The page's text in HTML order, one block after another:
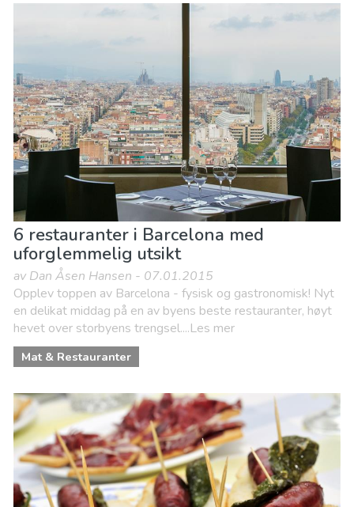
6 restauranter i Barcelona med
uforglemmelig utsikt
av Dan Åsen Hansen - 07.01.2015
Opplev toppen av Barcelona - fysisk og gastronomisk! Nyt
en delikat middag på en av byens beste restauranter, høyt
hevet over storbyens trengsel....Les mer
Mat & Restauranter